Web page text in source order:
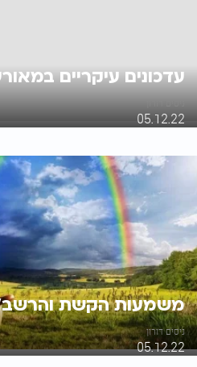
עדכונים עיקריים
05.12.22
משמעות הקשת
ניסים דורון
05.12.22